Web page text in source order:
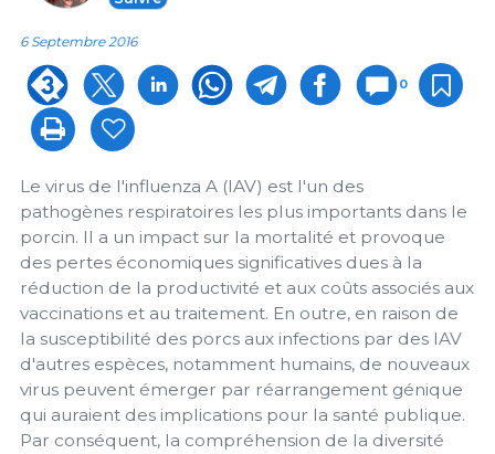
6 Septembre 2016
0
Le virus de l'influenza A (IAV) est l'un des
pathogènes respiratoires les plus importants dans le
porcin. Il a un impact sur la mortalité et provoque
des pertes économiques significatives dues à la
réduction de la productivité et aux coûts associés aux
vaccinations et au traitement. En outre, en raison de
la susceptibilité des porcs aux infections par des IAV
d'autres espèces, notamment humains, de nouveaux
virus peuvent émerger par réarrangement génique
qui auraient des implications pour la santé publique.
Par conséquent, la compréhension de la diversité